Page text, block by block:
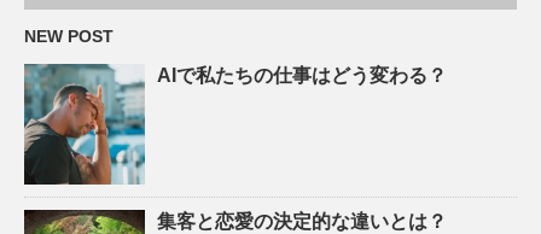
NEW POST
AIで私たちの仕事はどう変わる？
集客と恋愛の決定的な違いとは？